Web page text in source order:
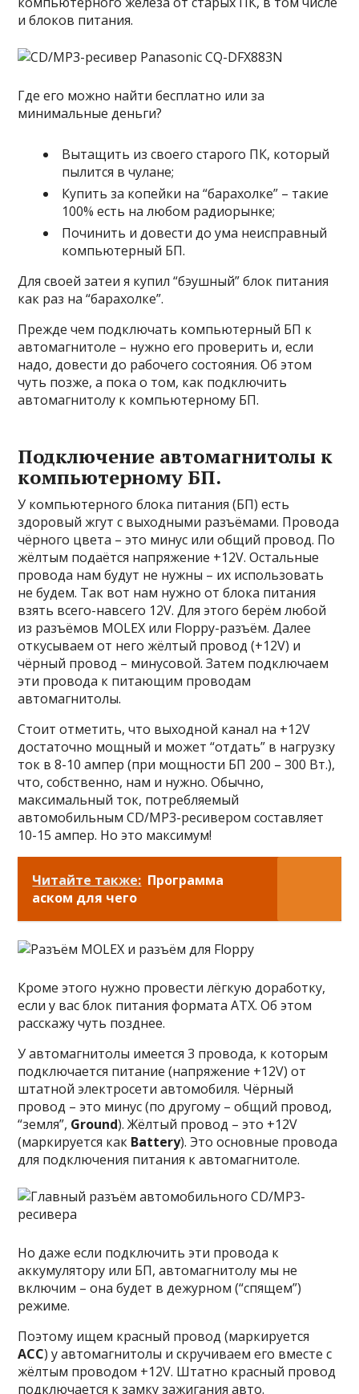
и блоков питания.
Где его можно найти бесплатно или за
минимальные деньги?
Вытащить из своего старого ПК, который
пылится в чулане;
Купить за копейки на “барахолке” – такие
100% есть на любом радиорынке;
Починить и довести до ума неисправный
компьютерный БП.
Для своей затеи я купил “бэушный” блок питания
как раз на “барахолке”.
Прежде чем подключать компьютерный БП к
автомагнитоле – нужно его проверить и, если
надо, довести до рабочего состояния. Об этом
чуть позже, а пока о том, как подключить
автомагнитолу к компьютерному БП.
Подключение автомагнитолы к
компьютерному БП.
У компьютерного блока питания (БП) есть
здоровый жгут с выходными разъёмами. Провода
чёрного цвета – это минус или общий провод. По
жёлтым подаётся напряжение +12V. Остальные
провода нам будут не нужны – их использовать
не будем. Так вот нам нужно от блока питания
взять всего-навсего 12V. Для этого берём любой
из разъёмов MOLEX или Floppy-разъём. Далее
откусываем от него жёлтый провод (+12V) и
чёрный провод – минусовой. Затем подключаем
эти провода к питающим проводам
автомагнитолы.
Стоит отметить, что выходной канал на +12V
достаточно мощный и может “отдать” в нагрузку
ток в 8-10 ампер (при мощности БП 200 – 300 Вт.),
что, собственно, нам и нужно. Обычно,
максимальный ток, потребляемый
автомобильным CD/MP3-ресивером составляет
10-15 ампер. Но это максимум!
Читайте также: Программа
аском для чего
Кроме этого нужно провести лёгкую доработку,
если у вас блок питания формата ATX. Об этом
расскажу чуть позднее.
У автомагнитолы имеется 3 провода, к которым
подключается питание (напряжение +12V) от
штатной электросети автомобиля. Чёрный
провод – это минус (по другому – общий провод,
“земля”, Ground). Жёлтый провод – это +12V
(маркируется как Battery). Это основные провода
для подключения питания к автомагнитоле.
Но даже если подключить эти провода к
аккумулятору или БП, автомагнитолу мы не
включим – она будет в дежурном (“спящем”)
режиме.
Поэтому ищем красный провод (маркируется
ACC) у автомагнитолы и скручиваем его вместе с
жёлтым проводом +12V. Штатно красный провод
подключается к замку зажигания авто.